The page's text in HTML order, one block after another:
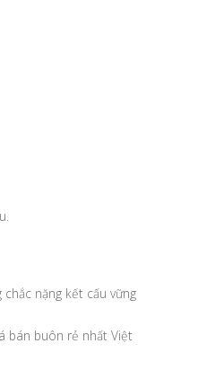
nặng kết cấu vững
bán buôn rẻ nhất Việt